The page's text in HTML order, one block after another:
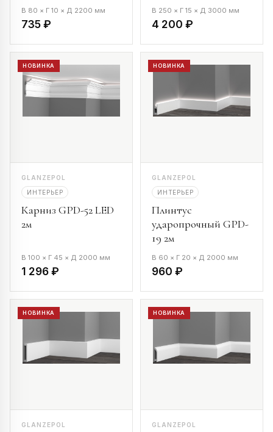
В 80 × Г 10 × Д 2200 мм
735 ₽
В 250 × Г 15 × Д 3000 мм
4 200 ₽
НОВИНКА
GLANZEPOL
ИНТЕРЬЕР
Карниз GPD-52 LED
2м
В 100 × Г 45 × Д 2000 мм
1 296 ₽
НОВИНКА
GLANZEPOL
ИНТЕРЬЕР
Плинтус
ударопрочный GPD-
19 2м
В 60 × Г 20 × Д 2000 мм
960 ₽
НОВИНКА
GLANZEPOL
НОВИНКА
GLANZEPOL